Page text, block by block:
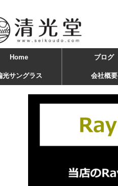
Home ブログ
光サングラス 会社概要